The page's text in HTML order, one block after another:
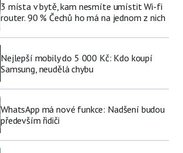
3 místa v bytě, kam nesmíte umístit Wi-fi
router. 90 % Čechů ho má na jednom z nich
Nejlepší mobily do 5 000 Kč: Kdo koupí
Samsung, neudělá chybu
WhatsApp má nové funkce: Nadšení budou
především řidiči